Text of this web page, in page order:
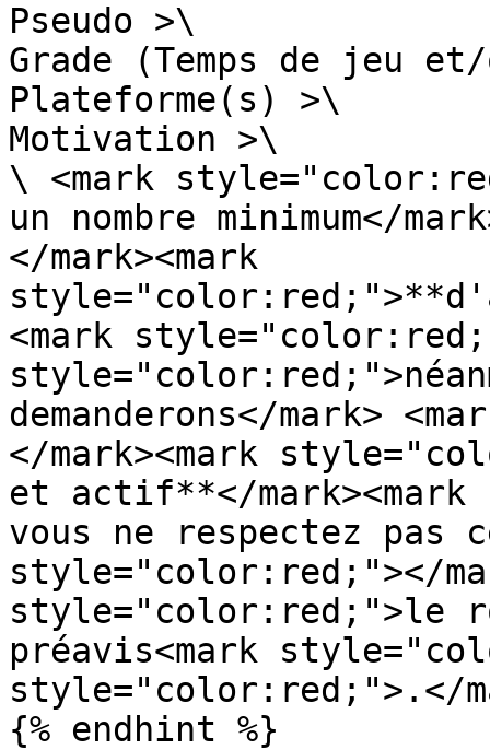
Pseudo >\
Grade (Temps de jeu
Plateforme(s) >\
Motivation >\
\ <mark
un nombre minimum</
</mark><mark
<mark
demanderons</mark>
</mark><mark
et actif**</
vous ne respectez pas
style="color:red;"></
style="color:red;">le
préavis<mark
style="color:red;">.</
{% endhint %}